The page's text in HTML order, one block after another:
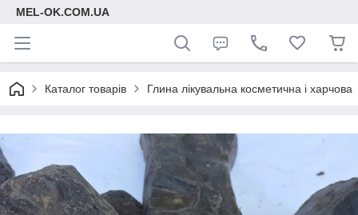
MEL-OK.COM.UA
Каталог товарів Глина лікувальна косметична і харчова